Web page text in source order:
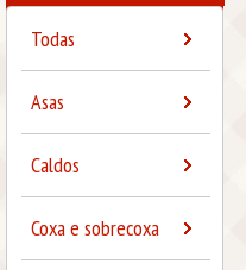
Todas
Asas
Caldos
Coxa e sobrecoxa